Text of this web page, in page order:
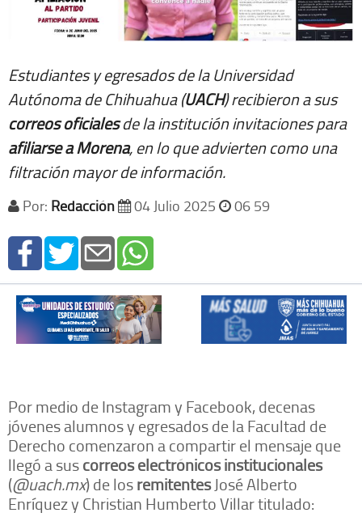
Estudiantes y egresados de la Universidad
Autónoma de Chihuahua (UACH) recibieron a sus
correos oficialesde la institución invitaciones para
afiliarse a Morena, en lo que advierten como una
filtración mayor de información.
Por: Redacción 04 Julio 2025 06 59
Por medio de Instagram y Facebook, decenas
jóvenes alumnos y egresados de la Facultad de
Derecho comenzaron a compartir el mensaje que
llegó a suscorreos electrónicos institucionales
(@uach.mx) de losremitentesJosé Alberto
Enríquez y Christian Humberto Villar titulado: